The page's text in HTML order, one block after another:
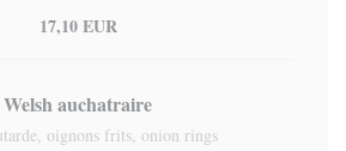
17,10 EUR
Welsh auchatraire
oignons frits, onion rings